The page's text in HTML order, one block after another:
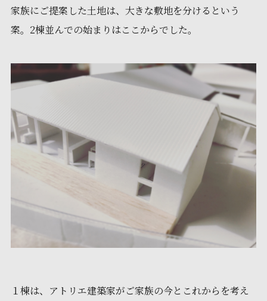
家族にご提案した土地は、大きな敷地を分けるという
案。2棟並んでの始まりはここからでした。
１棟は、アトリエ建築家がご家族の今とこれからを考え